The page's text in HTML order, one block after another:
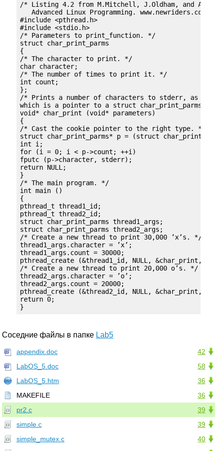
/* Listing 4.2 from M.Mitchell, J.Oldham, and
Advanced Linux Programming. www.newriders.com,
#include <pthread.h>
#include <stdio.h>
/* Parameters to print_function. */
struct char_print_parms
{
/* The character to print. */
char character;
/* The number of times to print it. */
int count;
};
/* Prints a number of characters to stderr, as given
which is a pointer to a struct char_print_parms. */
void* char_print (void* parameters)
{
/* Cast the cookie pointer to the right type. */
struct char_print_parms* p = (struct
int i;
for (i = 0; i < p->count; ++i)
fputc (p->character, stderr);
return NULL;
}
/* The main program. */
int main ()
{
pthread_t thread1_id;
pthread_t thread2_id;
struct char_print_parms thread1_args;
struct char_print_parms thread2_args;
/* Create a new thread to print 30,000 ’x’s. */
thread1_args.character = ’x’;
thread1_args.count = 30000;
pthread_create (&thread1_id, NULL, &char_print,
/* Create a new thread to print 20,000 o’s. */
thread2_args.character = ’o’;
thread2_args.count = 20000;
pthread_create (&thread2_id, NULL, &char_print,
return 0;
}
Соседние файлы в папке Lab5
42
appendix.doc
58
LabOS_5.doc
36
LabOS_5.htm
36
MAKEFILE
39
pr2.c
39
simple.c
40
simple_mutex.c